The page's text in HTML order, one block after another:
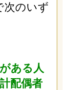
次のいず
ある人
配偶者